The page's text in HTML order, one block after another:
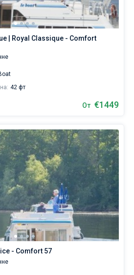
| Royal Classique - Comfort
42 фт
От €1449
- Comfort 57